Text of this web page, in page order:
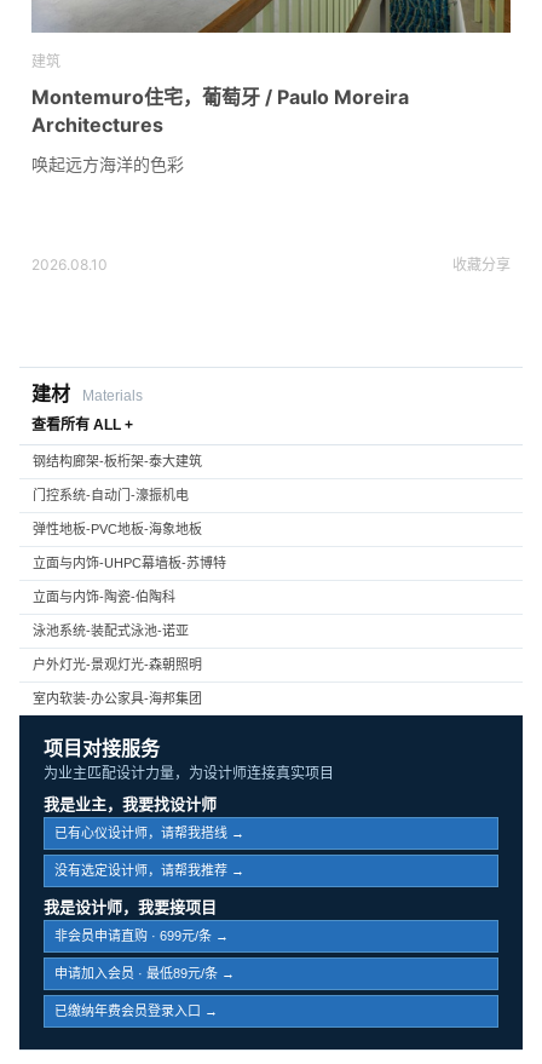
建筑
Montemuro住宅，葡萄牙 / Paulo Moreira
Architectures
唤起远方海洋的色彩
2026.08.10 收藏分享
建材
Materials
查看所有 ALL +
钢结构廊架-板桁架-泰大建筑
门控系统-自动门-濠振机电
弹性地板-PVC地板-海象地板
立面与内饰-UHPC幕墙板-苏博特
立面与内饰-陶瓷-伯陶科
泳池系统-装配式泳池-诺亚
户外灯光-景观灯光-森朝照明
室内软装-办公家具-海邦集团
项目对接服务
为业主匹配设计力量，为设计师连接真实项目
我是业主，我要找设计师
已有心仪设计师，请帮我搭线 →
没有选定设计师，请帮我推荐 →
我是设计师，我要接项目
非会员申请直购 · 699元/条 →
申请加入会员 · 最低89元/条 →
已缴纳年费会员登录入口 →